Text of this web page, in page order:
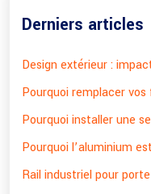
Derniers articles
Design extérieur :
Pourquoi remplacer
Pourquoi installer une
Pourquoi l’aluminium
Rail industriel pour